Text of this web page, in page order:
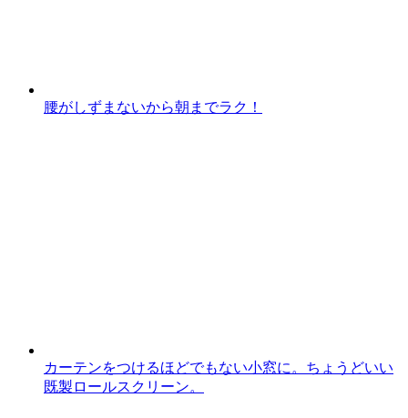
腰がしずまないから朝までラク！
カーテンをつけるほどでもない小窓に。ちょうどいい
既製ロールスクリーン。